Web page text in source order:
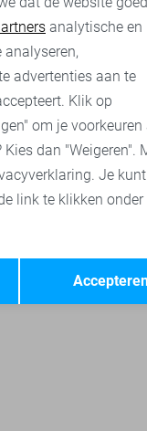
23,95 29,99
cookies
Opslaan
analytische en
advertenties aan te
Klik op
om je voorkeuren
dan "Weigeren".
Je
link te klikken onder